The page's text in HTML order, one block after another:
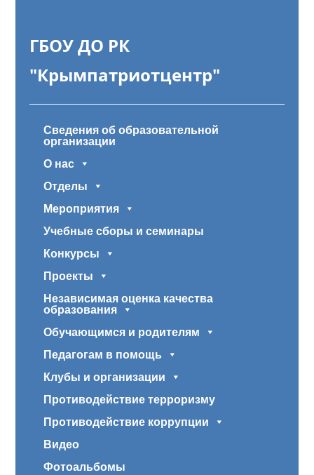
ГБОУ ДО РК
"Крымпатриотцентр"
Сведения об образовательной
организации
О нас
Отделы
Мероприятия
Учебные сборы и семинары
Конкурсы
Проекты
Независимая оценка качества
образования
Обучающимся и родителям
Педагогам в помощь
Клубы и организации
Противодействие терроризму
Противодействие коррупции
Видео
Фотоальбомы